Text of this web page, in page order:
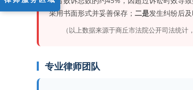
采用书面形式并妥善保存； 二是发生纠纷后
（以上数据来源于商丘市法院公开司法统计
专业律师团队